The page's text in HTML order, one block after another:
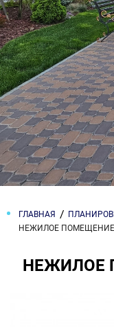
ГЛАВНАЯ
НЕЖИЛОЕ
НЕЖИЛОЕ